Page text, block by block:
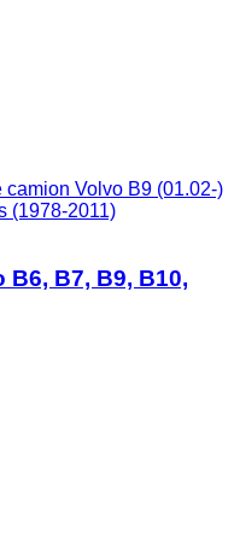
camion Volvo B9 (01.02-)
(1978-2011)
B6, B7, B9, B10,